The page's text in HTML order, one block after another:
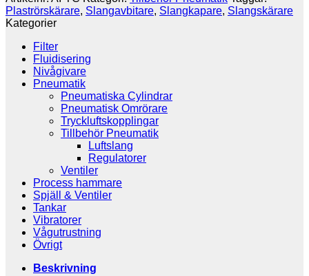
Plaströrskärare, Slangavbitare, Slangkapare, Slangskärare
Kategorier
Filter
Fluidisering
Nivågivare
Pneumatik
Pneumatiska Cylindrar
Pneumatisk Omrörare
Tryckluftskopplingar
Tillbehör Pneumatik
Luftslang
Regulatorer
Ventiler
Process hammare
Spjäll & Ventiler
Tankar
Vibratorer
Vågutrustning
Övrigt
Beskrivning